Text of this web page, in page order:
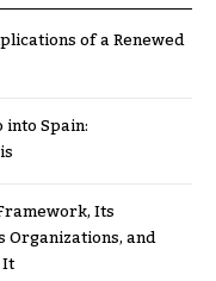
of a Renewed
Spain:
Its
Organizations, and